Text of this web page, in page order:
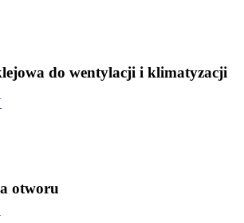
do wentylacji i klimatyzacji
otworu